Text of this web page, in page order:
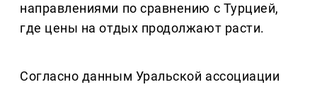
направлениями по сравнению с Турцией,
где цены на отдых продолжают расти.
Согласно данным Уральской ассоциации